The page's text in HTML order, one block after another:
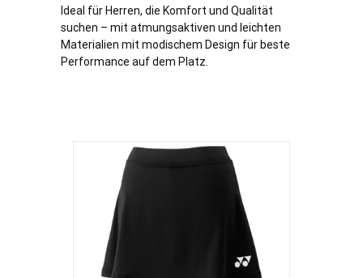
Ideal für Herren, die Komfort und Qualität
suchen – mit atmungsaktiven und leichten
Materialien mit modischem Design für beste
Performance auf dem Platz.